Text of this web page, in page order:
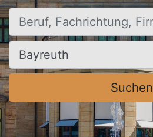
Beruf, Fachrichtung, Firma
Ort, Stadt
Suchen